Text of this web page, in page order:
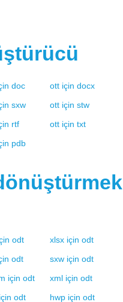
doc ott için docx
sxw ott için stw
rtf ott için txt
pdb
odt xlsx için odt
odt sxw için odt
için odt xml için odt
için odt hwp için odt